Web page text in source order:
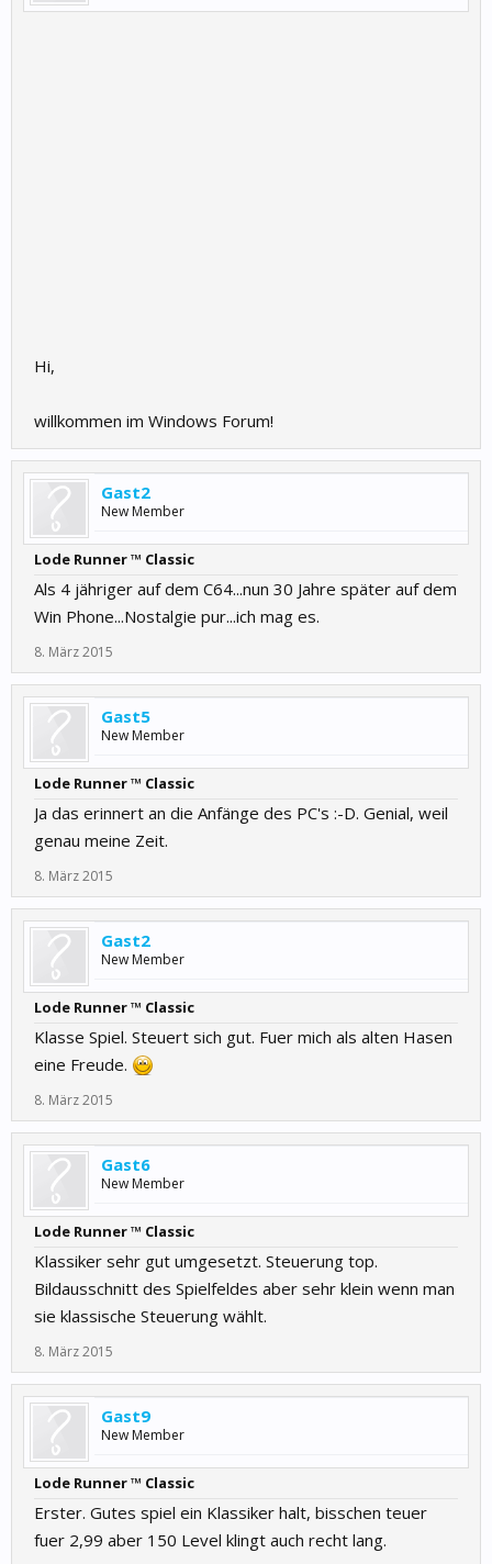
Hi,
willkommen im Windows Forum!
Gast2
New Member
Lode Runner ™ Classic
Als 4 jähriger auf dem C64...nun 30 Jahre später auf dem
Win Phone...Nostalgie pur...ich mag es.
8. März 2015
Gast5
New Member
Lode Runner ™ Classic
Ja das erinnert an die Anfänge des PC's :-D. Genial, weil
genau meine Zeit.
8. März 2015
Gast2
New Member
Lode Runner ™ Classic
Klasse Spiel. Steuert sich gut. Fuer mich als alten Hasen
eine Freude.
8. März 2015
Gast6
New Member
Lode Runner ™ Classic
Klassiker sehr gut umgesetzt. Steuerung top.
Bildausschnitt des Spielfeldes aber sehr klein wenn man
sie klassische Steuerung wählt.
8. März 2015
Gast9
New Member
Lode Runner ™ Classic
Erster. Gutes spiel ein Klassiker halt, bisschen teuer
fuer 2,99 aber 150 Level klingt auch recht lang.